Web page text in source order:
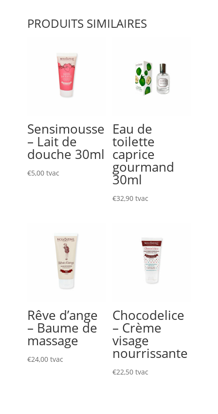
PRODUITS SIMILAIRES
Sensimousse
– Lait de
douche 30ml
€5,00 tvac
Eau de
toilette
caprice
gourmand
30ml
€32,90 tvac
Rêve d’ange
– Baume de
massage
€24,00 tvac
Chocodelice
– Crème
visage
nourrissante
€22,50 tvac